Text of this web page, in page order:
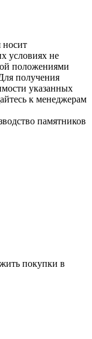
носит
условиях не
положениями
получения
указанных
к менеджерам
памятников
покупки в